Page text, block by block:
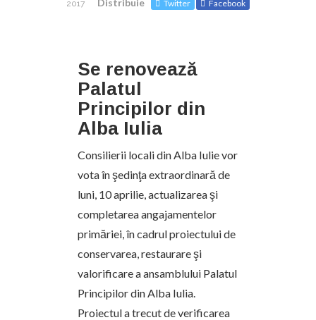
2017
Distribuie Twitter Facebook
Se renovează
Palatul
Principilor din
Alba Iulia
Consilierii locali din Alba Iulie vor
vota în şedinţa extraordinară de
luni, 10 aprilie, actualizarea şi
completarea angajamentelor
primăriei, în cadrul proiectului de
conservarea, restaurare şi
valorificare a ansamblului Palatul
Principilor din Alba Iulia.
Proiectul a trecut de verificarea